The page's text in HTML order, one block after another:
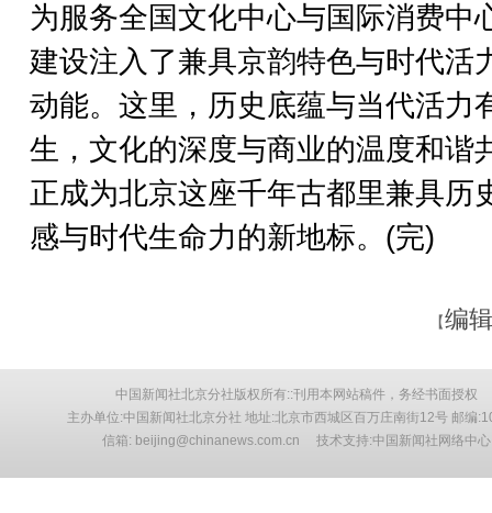
为服务全国文化中心与国际消费中
建设注入了兼具京韵特色与时代活
动能。这里，历史底蕴与当代活力
生，文化的深度与商业的温度和谐
正成为北京这座千年古都里兼具历
感与时代生命力的新地标。(完)
【编
中国新闻社北京分社版权所有::刊用本网站稿件，务经书面授权
主办单位:中国新闻社北京分社 地址:北京市西城区百万庄南街12号 邮编
信箱: beijing@chinanews.com.cn 技术支持:中国新闻社网络中心